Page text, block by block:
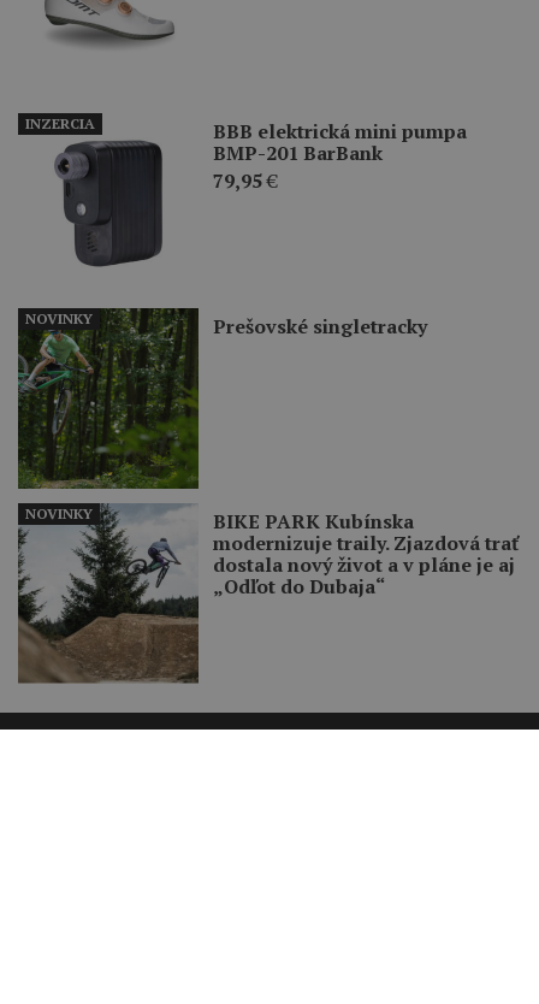
BBB elektrická mini pumpa
BMP-201 BarBank
79,95€
INZERCIA
Prešovské singletracky
NOVINKY
BIKE PARK Kubínska
modernizuje traily. Zjazdová trať
dostala nový život a v pláne je aj
„Odľot do Dubaja“
NOVINKY